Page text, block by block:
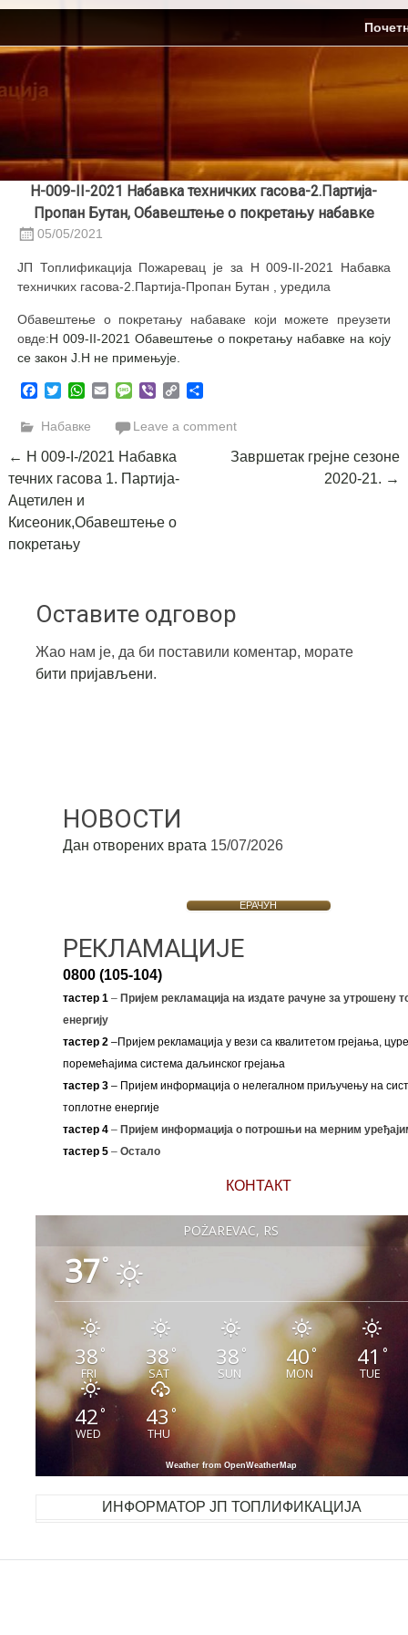
Skip
content
Н-009-II-2021 Набавка техничких гасова-2.Партија-
Пропан Бутан, Обавештење о покретању набавке
05/05/2021
ЈП Топлификација Пожаревац је за Н 009-II-2021 Набавка
техничких гасова-2.Партија-Пропан Бутан , уредила
Обавештење о покретању набаваке који можете преузети
овде:Н 009-II-2021 Oбавештење о покретању набавке на коју
се закон Ј.Н не примењује.
Facebook
TwitterWhatsApp
EmailMessage
ViberCopy
Набавке Leave a comment
Post
navigation
← Н 009-I-/2021 Набавка
течних гасова 1. Партија-
Ацетилен и
Кисеоник,Обавештење о
покретању
Завршетак грејне сезоне
2020-21. →
Оставите одговор
Жао нам је, да би поставили коментар, морате
бити пријављени.
НОВОСТИ
Дан отворених врата 15/07/2026
ЕРАЧУН
РЕКЛАМАЦИЈЕ
0800 (105-104)
тастер 1–Пријем рекламација на издате рачуне за утрошену
енергију
тастер 2–Пријем рекламација у вези са квалитетом грејања,
поремећајима система даљинског грејања
тастер 3– Пријем информација о нелегалном приључењу на
топлотне енергије
тастер 4 – Пријем информација о потрошњи на мерним
тастер 5 – Остало
КОНТАКТ
POŽAREVAC, RS
37°
38°
FRI
38°
SAT
38 °
SUN
40°
MON
41 °
TUE
42°
WED
43°
THU
Weather from OpenWeatherMap
ИНФОРМАТОР ЈП ТОПЛИФИКАЦИЈА